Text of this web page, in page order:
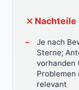
Nachteile
Je nach
Sterne;
vorhanden
relevant